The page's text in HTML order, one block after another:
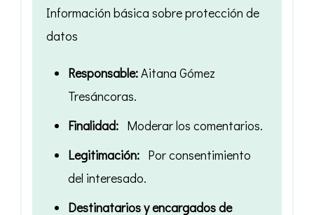
Información básica sobre protección de
datos
Responsable:Aitana Gómez
Tresáncoras.
Finalidad:Moderar los comentarios.
Legitimación:Por consentimiento
del interesado.
Destinatarios y encargados de